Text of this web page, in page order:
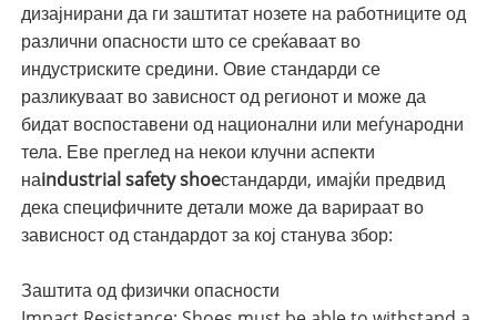
дизајнирани да ги заштитат нозете на работниците од
различни опасности што се среќаваат во
индустриските средини. Овие стандарди се
разликуваат во зависност од регионот и може да
бидат воспоставени од национални или меѓународни
тела. Еве преглед на некои клучни аспекти
наindustrial safety shoeстандарди, имајќи предвид
дека специфичните детали може да варираат во
зависност од стандардот за кој станува збор:
Заштита од физички опасности